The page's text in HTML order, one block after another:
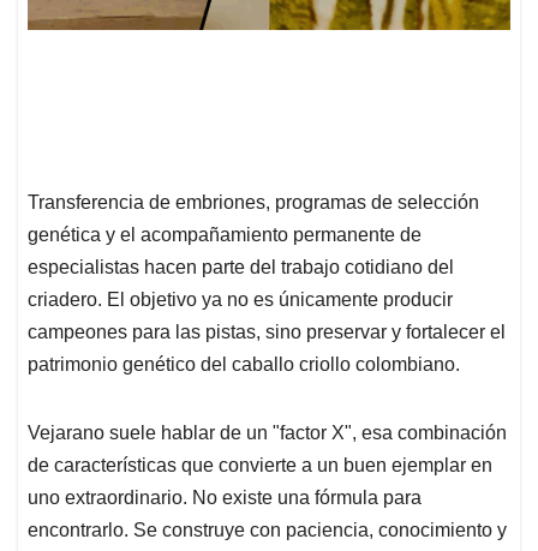
Transferencia de embriones, programas de selección
genética y el acompañamiento permanente de
especialistas hacen parte del trabajo cotidiano del
criadero. El objetivo ya no es únicamente producir
campeones para las pistas, sino preservar y fortalecer el
patrimonio genético del caballo criollo colombiano.
Vejarano suele hablar de un "factor X", esa combinación
de características que convierte a un buen ejemplar en
uno extraordinario. No existe una fórmula para
encontrarlo. Se construye con paciencia, conocimiento y